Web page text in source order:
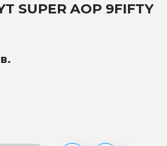
SUPER AOP 9FIFTY